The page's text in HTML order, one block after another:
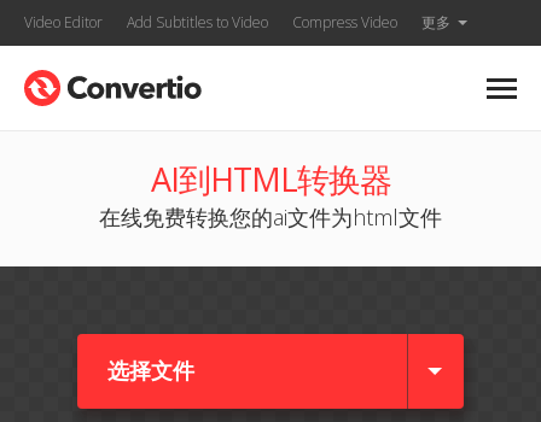
Video Editor Add Subtitles to Video Compress Video 更多
AI到HTML转换器
在线免费转换您的ai文件为html文件
选择文件